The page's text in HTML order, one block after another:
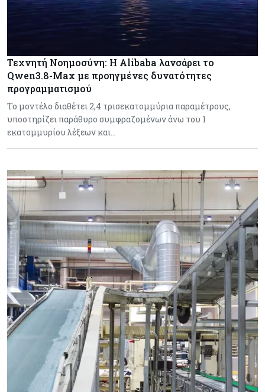
Τεχνητή Νοημοσύνη: Η Alibaba λανσάρει το
Qwen3.8-Max με προηγμένες δυνατότητες
προγραμματισμού
Το μοντέλο διαθέτει 2,4 τρισεκατομμύρια παραμέτρους,
υποστηρίζει παράθυρο συμφραζομένων άνω του 1
εκατομμυρίου λέξεων και…